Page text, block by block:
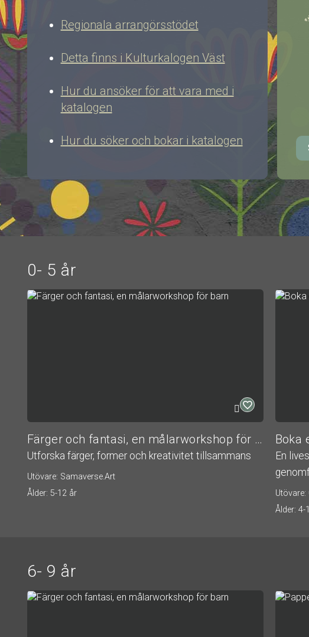
Regionala arrangörsstödet
Detta finns i Kulturkalogen Väst
Hur du ansöker för att vara med i
katalogen
Hur du söker och bokar i katalogen
0- 5 år
Färger och fantasi, en målarworkshop för barn
Utforska färger, former och kreativitet tillsammans
Utövare: Samaverse.Art
Ålder: 5-12 år
En
Ålder: 4-
6- 9 år